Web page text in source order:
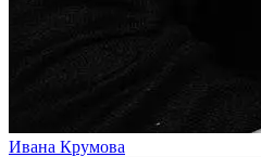
Ивана Крумова